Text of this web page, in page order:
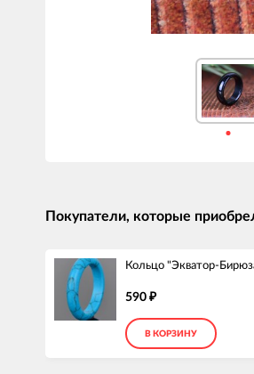
Покупатели, которые
Кольцо "Экватор-
590 ₽
В КОРЗИНУ